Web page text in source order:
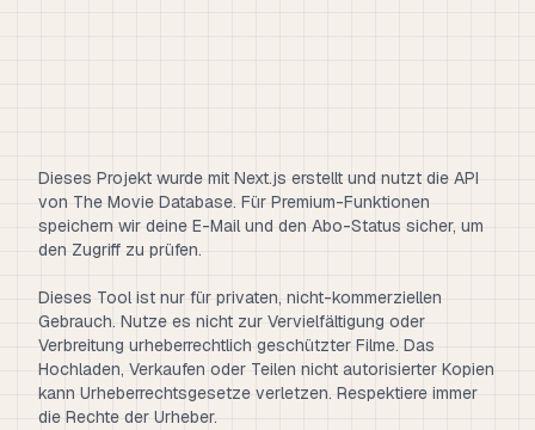
Dieses Projekt wurde mit Next.js erstellt und nutzt die API
von The Movie Database. Für Premium-Funktionen
speichern wir deine E-Mail und den Abo-Status sicher, um
den Zugriff zu prüfen.
Dieses Tool ist nur für privaten, nicht-kommerziellen
Gebrauch. Nutze es nicht zur Vervielfältigung oder
Verbreitung urheberrechtlich geschützter Filme. Das
Hochladen, Verkaufen oder Teilen nicht autorisierter Kopien
kann Urheberrechtsgesetze verletzen. Respektiere immer
die Rechte der Urheber.